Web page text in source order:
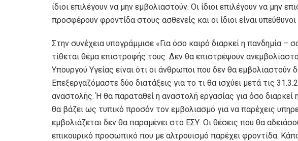
ίδιοι επιλέγουν να μην εμβολιαστούν. Οι ίδιοι επιλέγουν να μην
προσφέρουν φροντίδα στους ασθενείς και οι ίδιοι είναι υπεύθυνοι
Στην συνέχεια υπογράμμισε «Για όσο καιρό διαρκεί η πανδημία –
τίθεται θέμα επιστροφής τους. Δεν θα επιστρέψουν
Υπουργού Υγείας είναι ότι οι άνθρωποι που δεν θα εμβολιαστούν
Επεξεργαζόμαστε δύο διατάξεις για το τι θα ισχύει μετά τις
αναστολής. Ή θα παραταθεί η αναστολή εργασίας για όσο διαρκεί
θα βάζει ως τυπικό προσόν τον εμβολιασμό για να παρέχεις
εμβολιάζεται δεν θα παραμένει στο ΕΣΥ. Οι θέσεις που θα
επικουρικό προσωπικό που με αλτρουισμό παρέχει φροντίδα.